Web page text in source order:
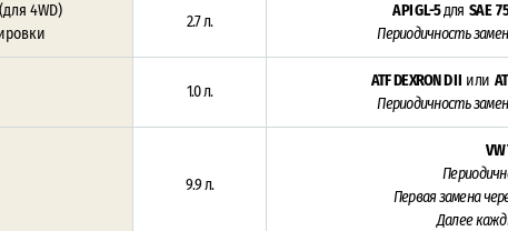
(для 4WD)
2.7 л.
API GL-5для SAE
Периодичность
1.0 л.
ATF DEXRON D II или
Периодичность
9.9 л.
VW
Первая замена
Далее